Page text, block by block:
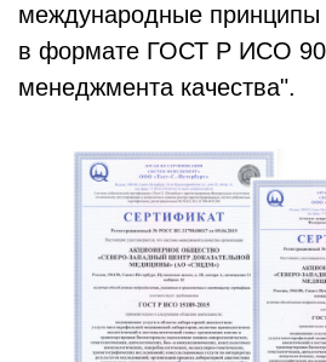
международные принципы
в формате ГОСТ Р ИСО
менеджмента качества".